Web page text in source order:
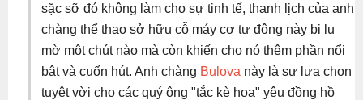
sặc sỡ đó không làm cho sự tinh tế, thanh lịch của anh
chàng thể thao sở hữu cỗ máy cơ tự động này bị lu
mờ một chút nào mà còn khiến cho nó thêm phần nổi
bật và cuốn hút. Anh chàng Bulova này là sự lựa chọn
tuyệt vời cho các quý ông "tắc kè hoa" yêu đồng hồ